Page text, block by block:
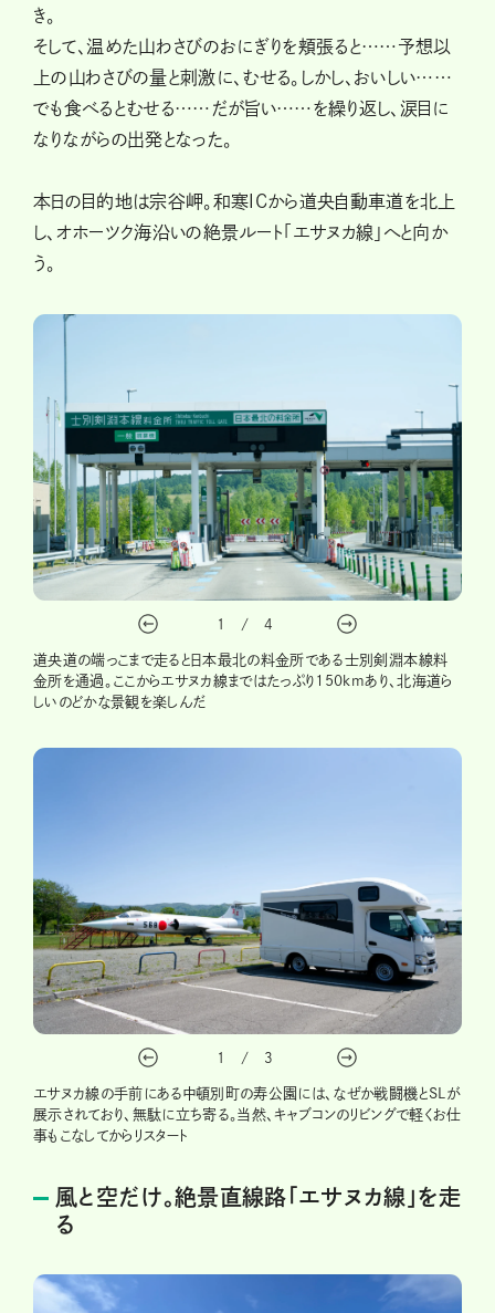
き。
そして、温めた山わさびのおにぎりを頬張ると……予想以
上の山わさびの量と刺激に、むせる。しかし、おいしい……
でも食べるとむせる……だが旨い……を繰り返し、涙目に
なりながらの出発となった。
本日の目的地は宗谷岬。和寒ICから道央自動車道を北上
し、オホーツク海沿いの絶景ルート「エサヌカ線」へと向か
う。
1 / 4
道央道の端っこまで走ると日本最北の料金所である士別剣淵本線料
金所を通過。ここからエサヌカ線まではたっぷり150kmあり、北海道ら
しいのどかな景観を楽しんだ
1 / 3
エサヌカ線の手前にある中頓別町の寿公園には、なぜか戦闘機とSLが
展示されており、無駄に立ち寄る。当然、キャブコンのリビングで軽くお仕
事もこなしてからリスタート
風と空だけ。絶景直線路「エサヌカ線」を走
る